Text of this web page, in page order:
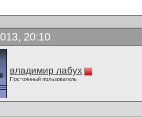
20:10
владимир лабух
Постоянный пользователь